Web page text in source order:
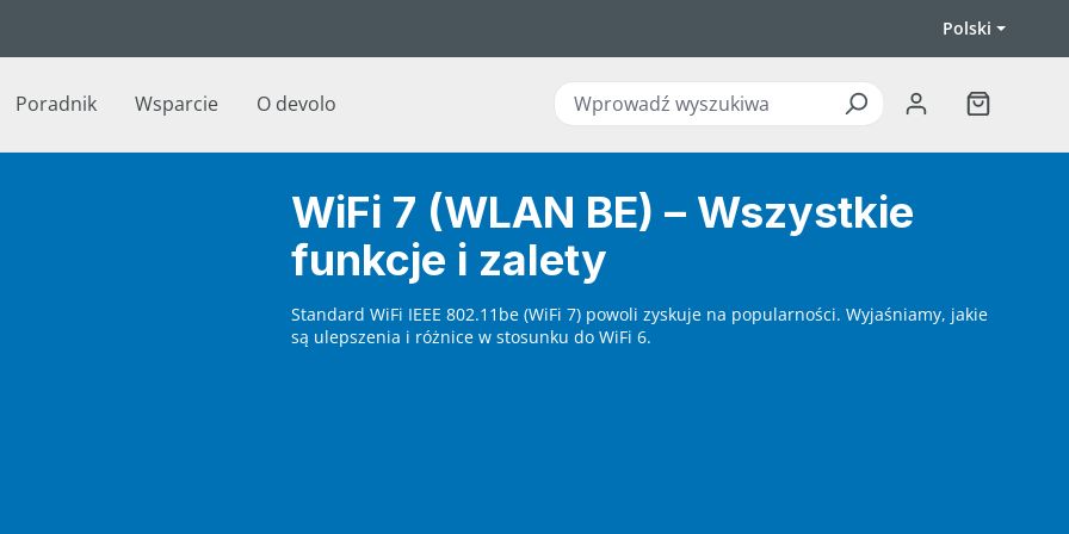
Polski
Poradnik Wsparcie O devolo
Koszyk
WiFi 7 (WLAN BE) – Wszystkie
funkcje i zalety
Standard WiFi IEEE 802.11be (WiFi 7) powoli zyskuje na popularności. Wyjaśniamy, jakie
są ulepszenia i różnice w stosunku do WiFi 6.